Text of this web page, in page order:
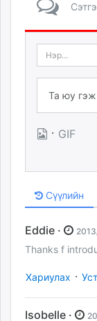
· GIF
Сүүлийн
Eddie ·
Thanks f
Хариулах ·
Isobelle ·